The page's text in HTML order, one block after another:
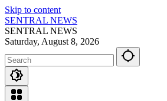
Skip to content
SENTRAL NEWS
SENTRAL NEWS
Saturday, August 8, 2026